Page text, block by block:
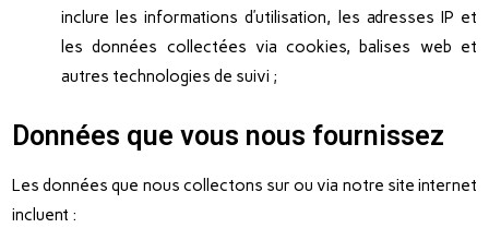
inclure les informations d’utilisation, les adresses IP et
les données collectées via cookies, balises web et
autres technologies de suivi ;
Données que vous nous fournissez
Les données que nous collectons sur ou via notre site internet
incluent :